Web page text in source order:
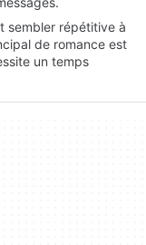
sembler répétitive à
de romance est
un temps